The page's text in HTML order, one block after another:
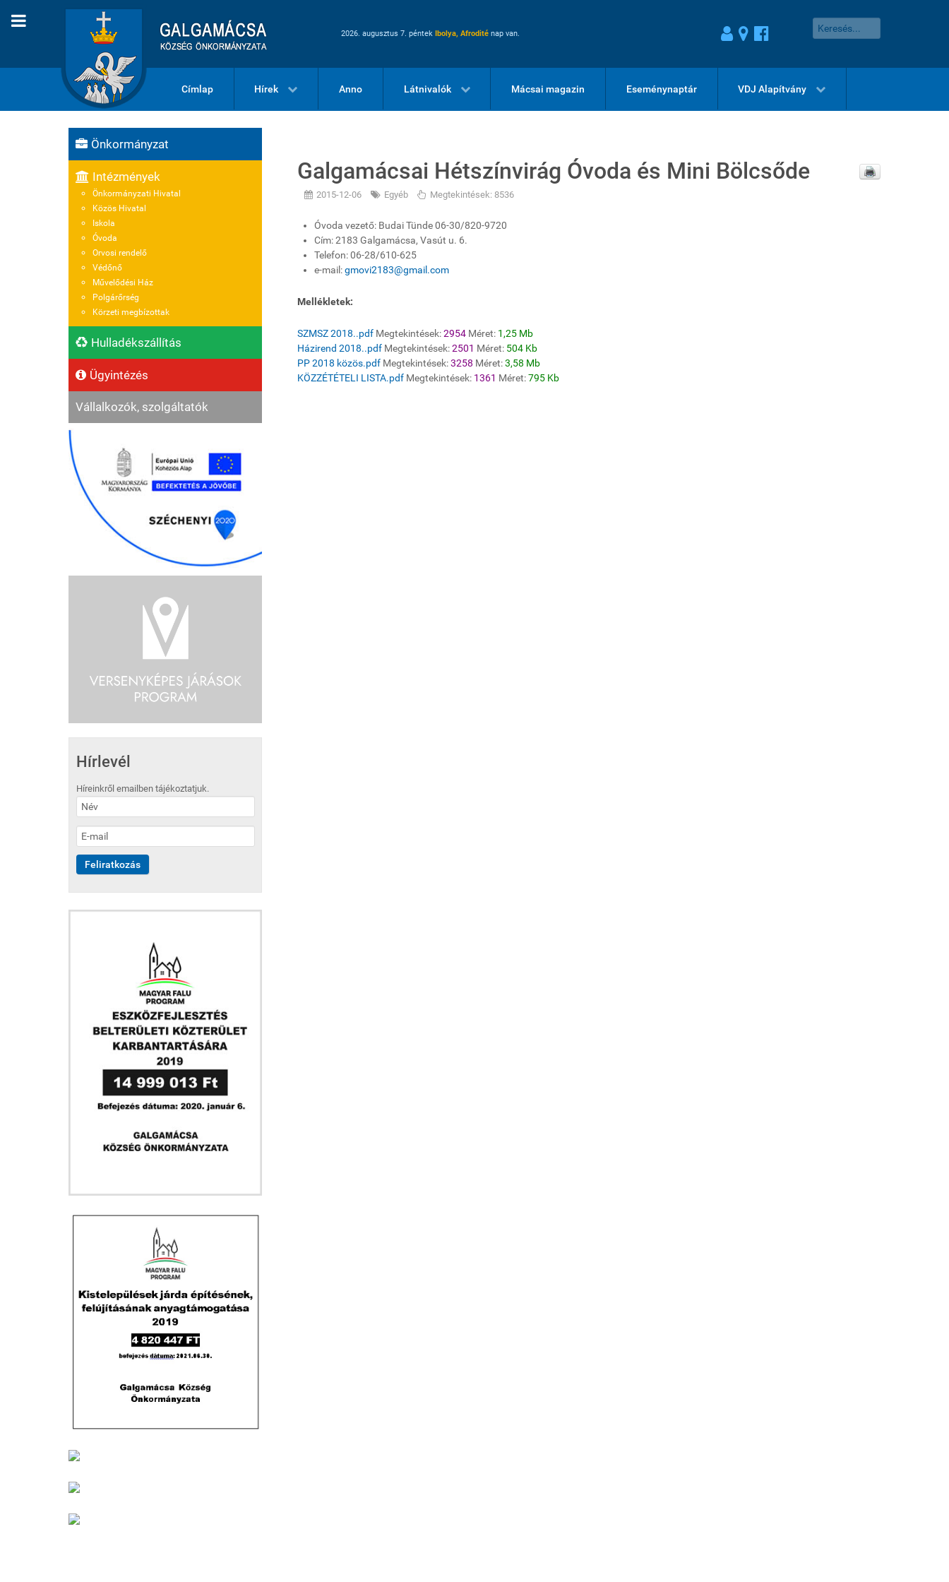
2026. augusztus 7. péntek Ibolya, Afrodité nap van.
Címlap Hírek Anno Látnivalók Mácsai magazin Eseménynaptár VDJ Alapítvány
Önkormányzat
Intézmények
Önkormányzati Hivatal
Közös Hivatal
Iskola
Óvoda
Orvosi rendelő
Védőnő
Művelődési Ház
Polgárőrség
Körzeti megbízottak
Hulladékszállítás
Ügyintézés
Vállalkozók, szolgáltatók
Hírlevél
Híreinkről emailben tájékoztatjuk.
Galgamácsai Hétszínvirág Óvoda és Mini Bölcsőde
2015-12-06 Egyéb Megtekintések: 8536
Óvoda vezető: Budai Tünde 06-30/820-9720
Cím: 2183 Galgamácsa, Vasút u. 6.
Telefon: 06-28/610-625
e-mail:gmovi2183@gmail.com
Mellékletek:
SZMSZ 2018..pdf Megtekintések:2954 Méret: 1,25 Mb
Házirend 2018..pdf Megtekintések:2501 Méret: 504 Kb
PP 2018 közös.pdf Megtekintések:3258 Méret:3,58 Mb
KÖZZÉTÉTELI LISTA.pdf Megtekintések: 1361 Méret:795 Kb